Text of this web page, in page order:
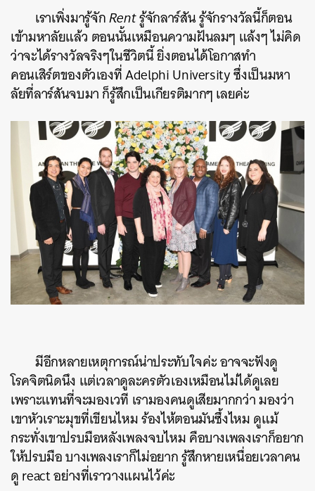
เราเพิ่งมารู้จักRentรู้จักลาร์สัน รู้จักรางวัลนี้ก็ตอน
เข้ามหาลัยแล้ว ตอนนั้นเหมือนความฝันลมๆ แล้งๆ ไม่คิด
ว่าจะได้รางวัลจริงๆในชีวิตนี้ ยิ่งตอนได้โอกาสทำ
คอนเสิร์ตของตัวเองที่ Adelphi University ซึ่งเป็นมหา
ลัยที่ลาร์สันจบมา ก็รู้สึกเป็นเกียรติมากๆ เลยค่ะ
มีอีกหลายเหตุการณ์น่าประทับใจค่ะ อาจจะฟังดู
โรคจิตนิดนึง แต่เวลาดูละครตัวเองเหมือนไม่ได้ดูเลย
เพราะแทนที่จะมองเวที เรามองคนดูเสียมากกว่า มองว่า
เขาหัวเราะมุขที่เขียนไหม ร้องไห้ตอนมันซึ้งไหม ดูแม้
กระทั่งเขาปรบมือหลังเพลงจบไหม คือบางเพลงเราก็อยาก
ให้ปรบมือ บางเพลงเราก็ไม่อยาก รู้สึกหายเหนื่อยเวลาคน
ดู react อย่างที่เราวางแผนไว้ค่ะ
ค้นหา